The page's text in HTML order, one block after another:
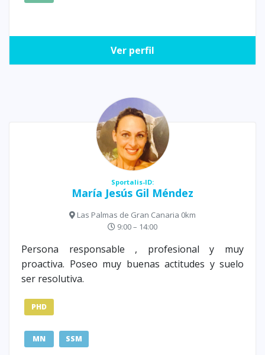
Ver perfil
Sportalis-ID:
María Jesús Gil Méndez
Las Palmas de Gran Canaria 0km
9:00 – 14:00
Persona responsable , profesional y muy
proactiva. Poseo muy buenas actitudes y suelo
ser resolutiva.
PHD
MN SSM